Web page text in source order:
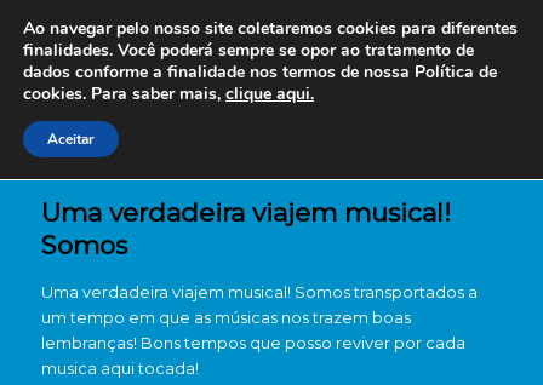
Uma verdadeira viajem musical!
Somos
Uma verdadeira viajem musical! Somos transportados a
um tempo em que as músicas nos trazem boas
lembranças! Bons tempos que posso reviver por cada
musica aqui tocada!
Ao navegar pelo nosso site coletaremos cookies para diferentes
finalidades. Você poderá sempre se opor ao tratamento de
dados conforme a finalidade nos termos de nossa Política de
cookies. Para saber mais, clique aqui.
Aceitar